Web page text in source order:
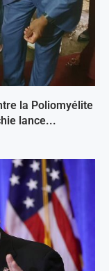
la Poliomyélite
lance...